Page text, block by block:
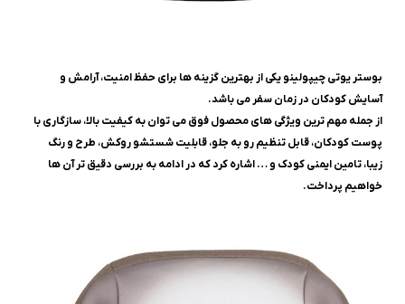
بوستر یوتی چیپولینو یکی از بهترین گزینه ها برای حفظ امنیت، آرامش و
آسایش کودکان در زمان سفر می باشد.
از جمله مهم ترین ویژگی های محصول فوق می توان به کیفیت بالا، سازگاری با
پوست کودکان، قابل تنظیم رو به جلو، قابلیت شستشو روکش، طرح و رنگ
زیبا، تامین ایمنی کودک و … اشاره کرد که در ادامه به بررسی دقیق تر آن ها
خواهیم پرداخت.